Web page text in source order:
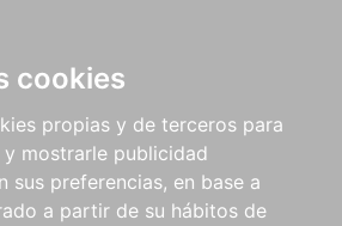
cookies
propias y de terceros para
mostrarle publicidad
sus preferencias, en base a
a partir de su hábitos de